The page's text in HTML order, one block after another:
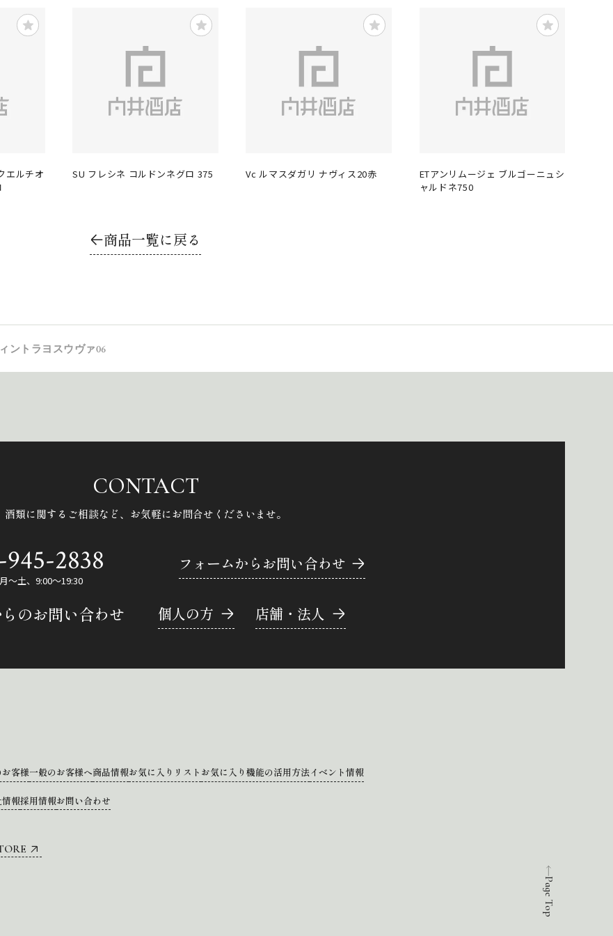
エルチオ
SU フレシネ コルドンネグロ 375 Vc ルマスダガリ ナヴィス20赤
ETアンリムージェ ブルゴーニュシ
ャルドネ750
商品一覧に戻る
ントラヨスウヴァ06
Page Top
CONTACT
酒類に関するご相談など、 お気軽にお問合せくださいませ。
2838
～土、9:00～19:30
フォームからお問い合わせ
のお問い合わせ 個人の方 店舗・法人
客様一般のお客様へ商品情報お気に入りリスト お気に入り機能の活用方法イベント情報
報採用情報お問い合わせ